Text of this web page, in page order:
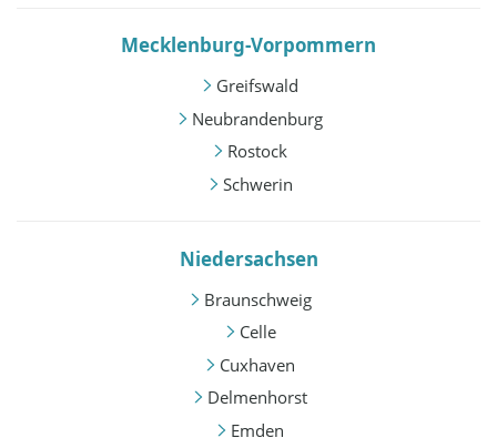
Mecklenburg-Vorpommern
Greifswald
Neubrandenburg
Rostock
Schwerin
Niedersachsen
Braunschweig
Celle
Cuxhaven
Delmenhorst
Emden